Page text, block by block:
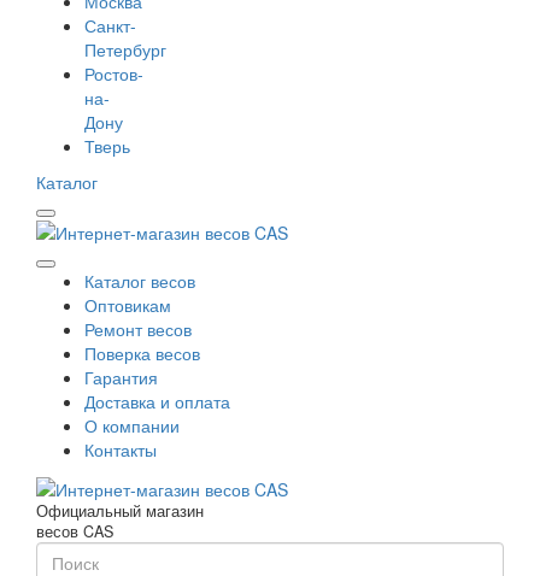
Санкт-
Петербург
Ростов-
на-
Дону
Тверь
Каталог
Каталог весов
Оптовикам
Ремонт весов
Поверка весов
Гарантия
Доставка и оплата
О компании
Контакты
Официальный магазин
весов CAS